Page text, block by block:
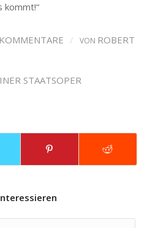
kommt!“
/ VON ROBERT
STAATSOPER